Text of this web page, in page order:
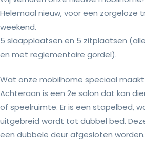
Helemaal nieuw, voor een zorgeloze
weekend.
5 slaapplaatsen en 5 zitplaatsen
en met reglementaire gordel).
Wat onze mobilhome speciaal
Achteraan is een 2e salon dat kan
of speelruimte. Er is een stapelbed,
uitgebreid wordt tot dubbel bed.
een dubbele deur afgesloten